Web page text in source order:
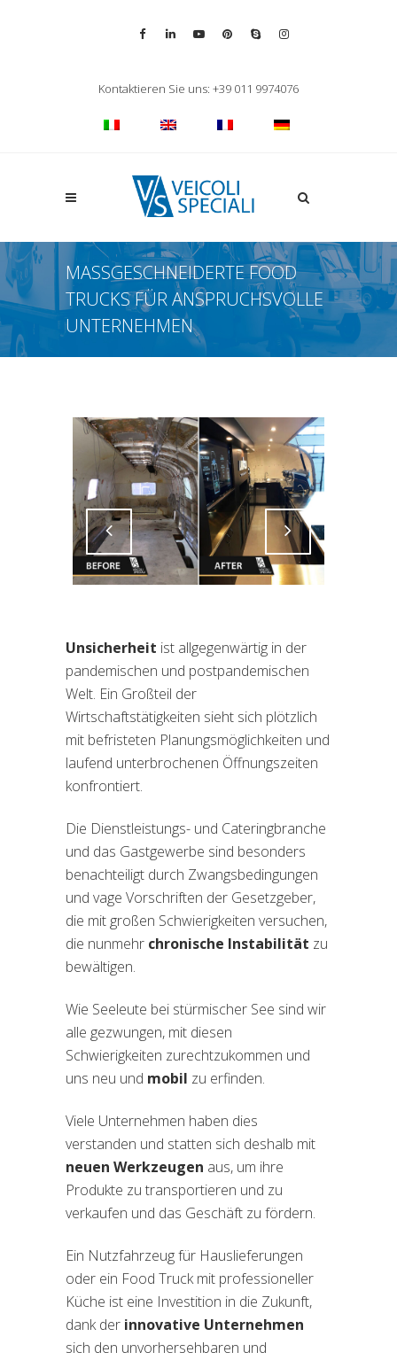
Kontaktieren Sie uns: +39 011 9974076
Apri la ricerca
MASSGESCHNEIDERTE FOOD T
RUCKS FÜR ANSPRUCHSVOLLE U
NTERNEHMEN
Attiva comando Attiva comando
Unsicherheit ist allgegenwärtig in der
pandemischen und postpandemischen
Welt. Ein Großteil der
Wirtschaftstätigkeiten sieht sich plötzlich
mit befristeten Planungsmöglichkeiten und
laufend unterbrochenen Öffnungszeiten
konfrontiert.
Die Dienstleistungs- und Cateringbranche
und das Gastgewerbe sind besonders
benachteiligt durch Zwangsbedingungen
und vage Vorschriften der Gesetzgeber,
die mit großen Schwierigkeiten versuchen,
die nunmehr chronische Instabilität zu
bewältigen.
Wie Seeleute bei stürmischer See sind wir
alle gezwungen, mit diesen
Schwierigkeiten zurechtzukommen und
uns neu und mobil zu erfinden.
Viele Unternehmen haben dies
verstanden und statten sich deshalb mit
neuen Werkzeugen aus, um ihre
Produkte zu transportieren und zu
verkaufen und das Geschäft zu fördern.
Ein Nutzfahrzeug für Hauslieferungen
oder ein Food Truck mit professioneller
Küche ist eine Investition in die Zukunft,
dank der innovative Unternehmen
sich den unvorhersehbaren und